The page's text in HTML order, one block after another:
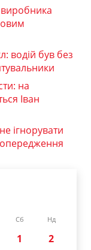
водій був без
на
Іван
ігнорувати
Сб Нд
1
2